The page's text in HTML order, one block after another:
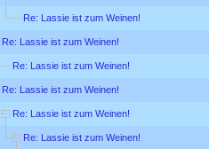
Re: Lassie ist zum Weinen!
Re: Lassie ist zum Weinen!
Re: Lassie ist zum Weinen!
Re: Lassie ist zum Weinen!
Re: Lassie ist zum Weinen!
Re: Lassie ist zum Weinen!